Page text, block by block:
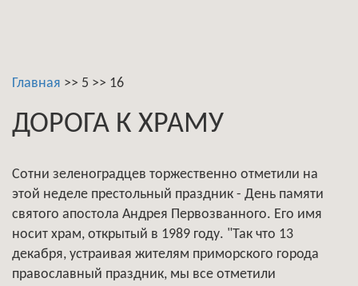
Главная >> 5 >> 16
ДОРОГА К ХРАМУ
Сотни зеленоградцев торжественно отметили на
этой неделе престольный праздник - День памяти
святого апостола Андрея Первозванного. Его имя
носит храм, открытый в 1989 году. "Так что 13
декабря, устраивая жителям приморского города
православный праздник, мы все отметили